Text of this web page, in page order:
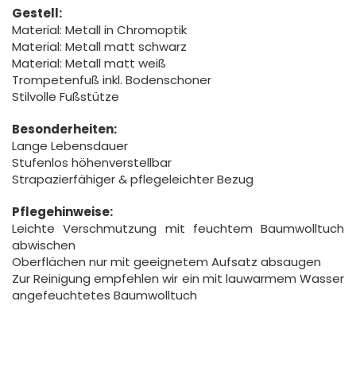
Gestell:
Material: Metall in Chromoptik
Material: Metall matt schwarz
Material: Metall matt weiß
Trompetenfuß inkl. Bodenschoner
Stilvolle Fußstütze
Besonderheiten:
Lange Lebensdauer
Stufenlos höhenverstellbar
Strapazierfähiger & pflegeleichter Bezug
Pflegehinweise:
Leichte Verschmutzung mit feuchtem Baumwolltuch
abwischen
Oberflächen nur mit geeignetem Aufsatz absaugen
Zur Reinigung empfehlen wir ein mit lauwarmem Wasser
angefeuchtetes Baumwolltuch